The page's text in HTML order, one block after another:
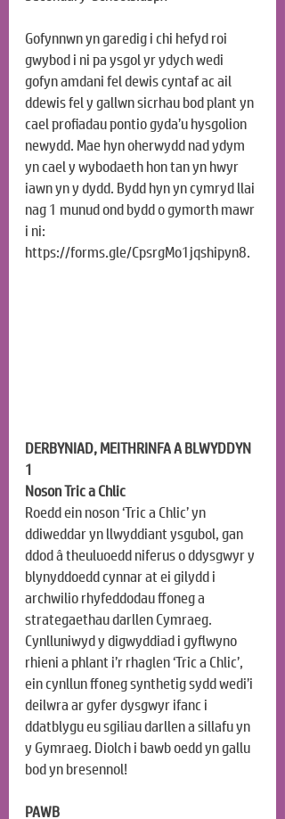
Gofynnwn yn garedig i chi hefyd roi
gwybod i ni pa ysgol yr ydych wedi
gofyn amdani fel dewis cyntaf ac ail
ddewis fel y gallwn sicrhau bod plant yn
cael profiadau pontio gyda’u hysgolion
newydd. Mae hyn oherwydd nad ydym
yn cael y wybodaeth hon tan yn hwyr
iawn yn y dydd. Bydd hyn yn cymryd llai
nag 1 munud ond bydd o gymorth mawr
i ni:
https://forms.gle/CpsrgMo1jqshipyn8.
DERBYNIAD, MEITHRINFA A BLWYDDYN
1
Noson Tric a Chlic
Roedd ein noson ‘Tric a Chlic’ yn
ddiweddar yn llwyddiant ysgubol, gan
ddod â theuluoedd niferus o ddysgwyr y
blynyddoedd cynnar at ei gilydd i
archwilio rhyfeddodau ffoneg a
strategaethau darllen Cymraeg.
Cynlluniwyd y digwyddiad i gyflwyno
rhieni a phlant i’r rhaglen ‘Tric a Chlic’,
ein cynllun ffoneg synthetig sydd wedi’i
deilwra ar gyfer dysgwyr ifanc i
ddatblygu eu sgiliau darllen a sillafu yn
y Gymraeg. Diolch i bawb oedd yn gallu
bod yn bresennol!
PAWB